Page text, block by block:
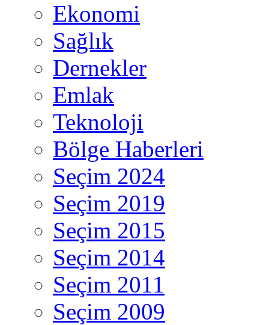
Ekonomi
Sağlık
Dernekler
Emlak
Teknoloji
Bölge Haberleri
Seçim 2024
Seçim 2019
Seçim 2015
Seçim 2014
Seçim 2011
Seçim 2009